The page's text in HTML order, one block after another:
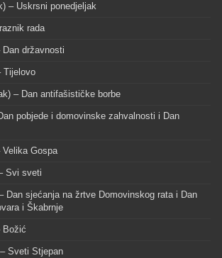
– Uskrsni ponedjeljak
rada
državnosti
Tijelovo
– Dan antifašističke borbe
pobjede i domovinske zahvalnosti i Dan
Velika Gospa
Svi sveti
Dan sjećanja na žrtve Domovinskog rata i Dan
i Škabrnje
Božić
Sveti Stjepan